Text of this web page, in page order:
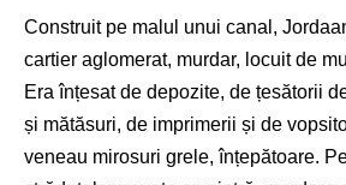
Construit pe malul unui canal,
cartier aglomerat, murdar, locuit de
Era înțesat de depozite, de țesătorii
și mătăsuri, de imprimerii și de
veneau mirosuri grele, înțepătoare.